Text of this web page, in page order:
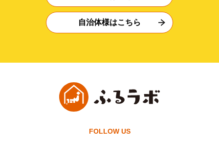
自治体様はこちら
FOLLOW US